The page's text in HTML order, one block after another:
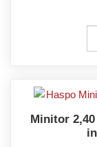
Minitor